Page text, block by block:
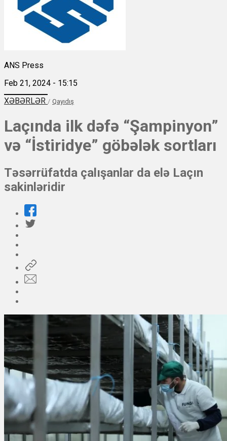
ANS Press
Feb 21, 2024 - 15:15
XƏBƏRLƏR / Qayıdış
Laçında ilk dəfə “Şampinyon”
və “İstiridye” göbələk sortları
Təsərrüfatda çalışanlar da elə Laçın
sakinləridir